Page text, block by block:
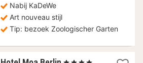
112,88
€
Nabij KaDeWe
Art nouveau stijl
Tip: bezoek Zoologischer Garten